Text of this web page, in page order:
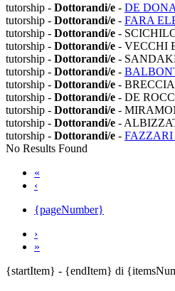
tutorship - Dottorandi/e - DE
tutorship - Dottorandi/e - FARA
tutorship - Dottorandi/e -
tutorship - Dottorandi/e - VECCHI
tutorship - Dottorandi/e -
tutorship - Dottorandi/e -
tutorship - Dottorandi/e -
tutorship - Dottorandi/e - DE
tutorship - Dottorandi/e -
tutorship - Dottorandi/e -
tutorship - Dottorandi/e -
No Results Found
«
‹
{pageNumber}
›
»
{startItem} - {endItem} di